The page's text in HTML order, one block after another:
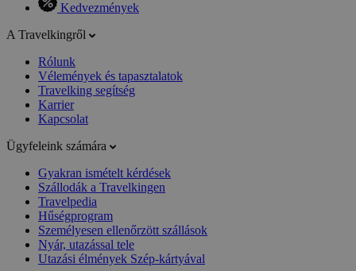
Kedvezmények
A Travelkingről
Rólunk
Vélemények és tapasztalatok
Travelking segítség
Karrier
Kapcsolat
Ügyfeleink számára
Gyakran ismételt kérdések
Szállodák a Travelkingen
Travelpedia
Hűségprogram
Személyesen ellenőrzött szállások
Nyár, utazással tele
Utazási élmények Szép-kártyával